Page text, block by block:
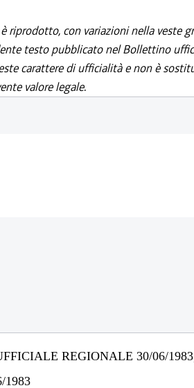
riprodotto, con variazioni nella veste
testo pubblicato nel Bollettino
carattere di ufficialità e non è
valore legale.
REGIONALE 30/06/
1983